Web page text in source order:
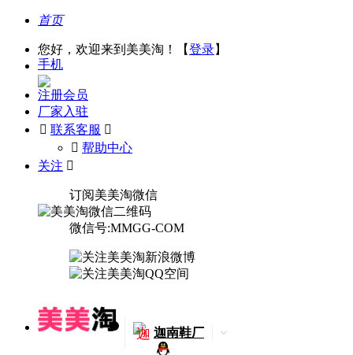
首页
您好，欢迎来到美美淘！【登录】
手机
注册会员
厂家入驻
 联系客服 
󰅃 帮助中心
关注 
订阅美美淘微信
微信号:MMGG-COM
迦 迦南鞋厂